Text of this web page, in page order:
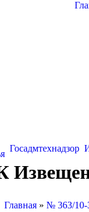
Госадмтехнадзор
Главная » № 363/10-